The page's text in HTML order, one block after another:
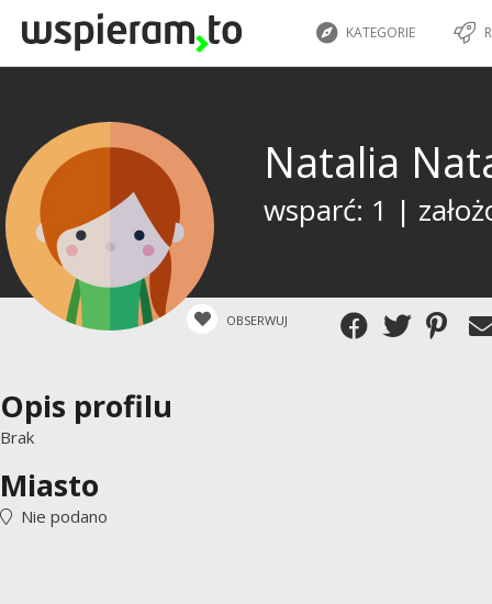
KATEGORIE
Natalia
wsparć: 1 |
OBSERWUJ
Opis profilu
Brak
Miasto
Nie podano